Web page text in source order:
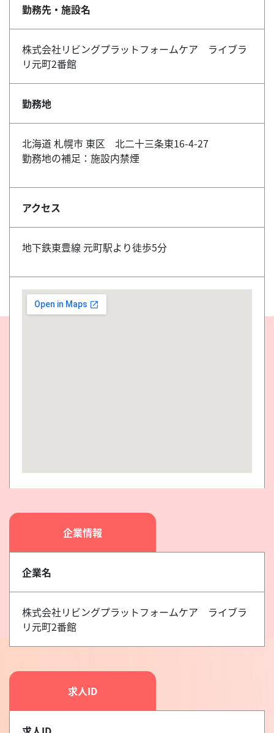
勤務先・施設名
株式会社リビングプラットフォームケア ライブラ
リ元町2番館
勤務地
北海道 札幌市 東区 北二十三条東16-4-27
勤務地の補足：施設内禁煙
アクセス
地下鉄東豊線 元町駅より徒歩5分
企業情報
企業名
株式会社リビングプラットフォームケア ライブラ
リ元町2番館
求人ID